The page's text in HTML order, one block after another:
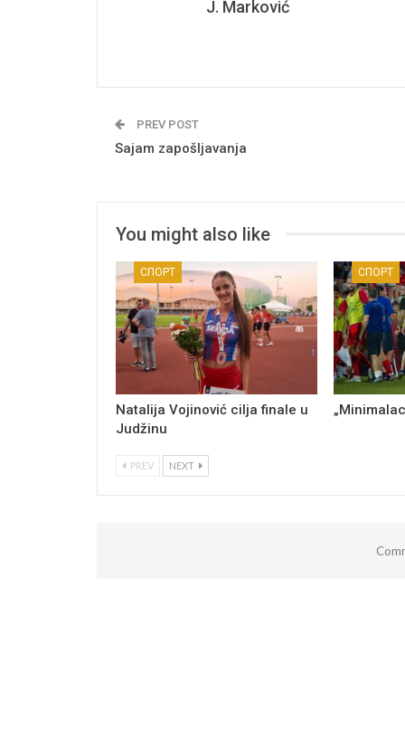
J. Marković
PREV POST
Sajam zapošljavanja
You might also like
СПОРТ
Natalija Vojinović cilja finale u
Judžinu
СПОРТ
PREV NEXT